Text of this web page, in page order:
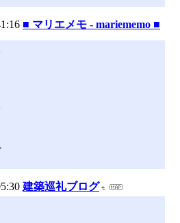
■ マリエメモ - mariememo ■
建築巡礼ブログ